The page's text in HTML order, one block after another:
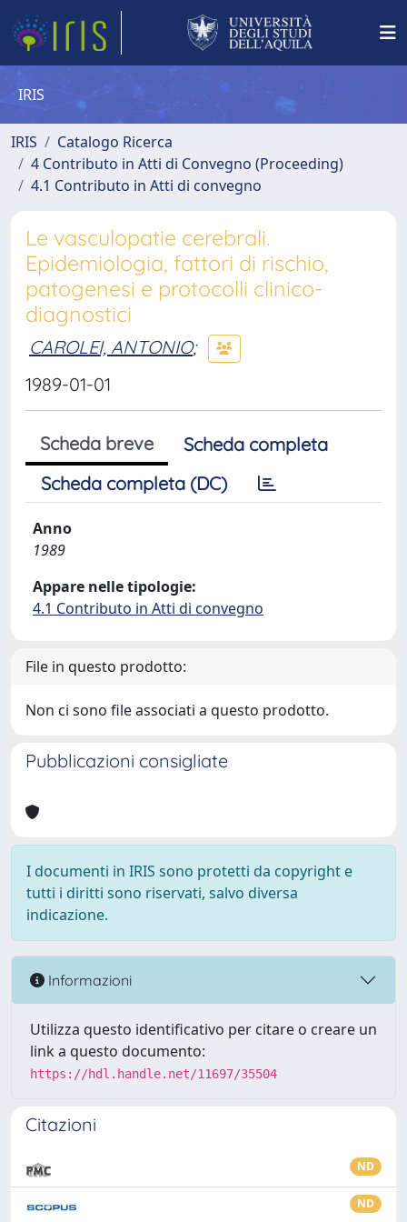
IRIS
IRIS
Catalogo Ricerca
4 Contributo in Atti di Convegno (Proceeding)
4.1 Contributo in Atti di convegno
Le vasculopatie cerebrali.
Epidemiologia, fattori di rischio,
patogenesi e protocolli clinico-
diagnostici
CAROLEI, ANTONIO;
1989-01-01
Scheda breve
Scheda completa
Scheda completa (DC)
Anno
1989
Appare nelle tipologie:
4.1 Contributo in Atti di convegno
File in questo prodotto:
Non ci sono file associati a questo prodotto.
Pubblicazioni consigliate
I documenti in IRIS sono protetti da copyright e
tutti i diritti sono riservati, salvo diversa
indicazione.
Informazioni
Utilizza questo identificativo per citare o creare un
link a questo documento:
https://hdl.handle.net/11697/35504
Citazioni
ND
ND